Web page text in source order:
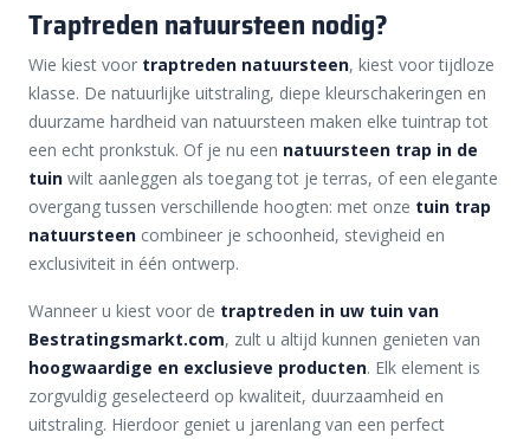
Traptreden natuursteen nodig?
Wie kiest voor traptreden natuursteen, kiest voor tijdloze
klasse. De natuurlijke uitstraling, diepe kleurschakeringen en
duurzame hardheid van natuursteen maken elke tuintrap tot
een echt pronkstuk. Of je nu een natuursteen trap in de
tuin wilt aanleggen als toegang tot je terras, of een elegante
overgang tussen verschillende hoogten: met onze tuin trap
natuursteen combineer je schoonheid, stevigheid en
exclusiviteit in één ontwerp.
Wanneer u kiest voor de traptreden in uw tuin van
Bestratingsmarkt.com, zult u altijd kunnen genieten van
hoogwaardige en exclusieve producten. Elk element is
zorgvuldig geselecteerd op kwaliteit, duurzaamheid en
uitstraling. Hierdoor geniet u jarenlang van een perfect